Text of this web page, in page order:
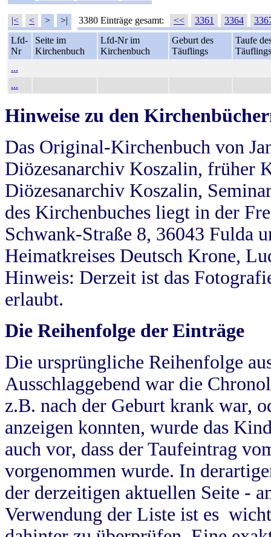
|< < > >| 3380 Einträge gesamt: << 3361 3364
Lfd-
Nr
Seite im
Kirchenbuch
Lfd-Nr im
Kirchenbuch
Geburt des
Täuflings
Taufe
Täuflings
...
...
Hinweise zu den
Das Original-Kirchenbuch von
Diözesanarchiv Koszalin, früher
Diözesanarchiv Koszalin,
des Kirchenbuches liegt in der
Schwank-Straße 8, 36043 Fulda
Heimatkreises Deutsch Krone,
Hinweis: Derzeit ist das
erlaubt.
Die Reihenfolge der Einträge
Die ursprüngliche Reihenfolge
Ausschlaggebend war die
z.B. nach der Geburt krank war,
anzeigen konnten, wurde das
auch vor, dass der Taufeintrag
vorgenommen wurde. In
der derzeitigen aktuellen Seite -
Verwendung der Liste ist es